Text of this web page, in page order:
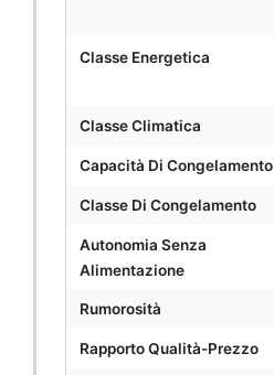
Classe Energetica
Classe Climatica
Capacità Di Congelamento
Classe Di Congelamento
Autonomia Senza
Alimentazione
Rumorosità
Rapporto Qualità-Prezzo